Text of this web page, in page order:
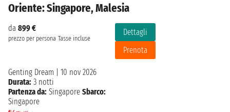
Oriente: Singapore, Malesia
da 899 €
prezzo per persona Tasse incluse
Dettagli
Prenota
Genting Dream
10 nov 2026
Durata: 3 notti
Partenza da: Singapore Sbarco:
Singapore